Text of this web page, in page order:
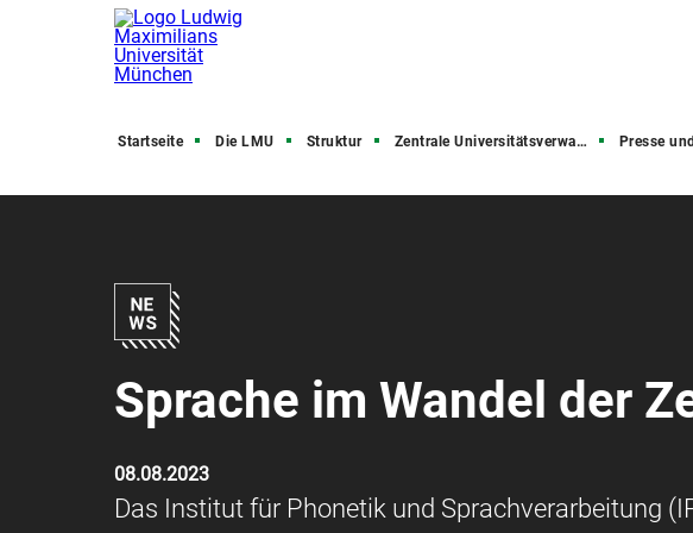
Startseite Die LMU Struktur Zentrale Universitätsverwaltung Presse und
Sprache im Wandel der
08.08.2023
Das Institut für Phonetik und Sprachverarbeitung